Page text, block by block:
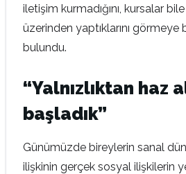
iletişim kurmadığını, kursalar
üzerinden yaptıklarını görmeye
bulundu.
“Yalnızlıktan haz
başladık”
Günümüzde bireylerin sanal
ilişkinin gerçek sosyal ilişkilerin